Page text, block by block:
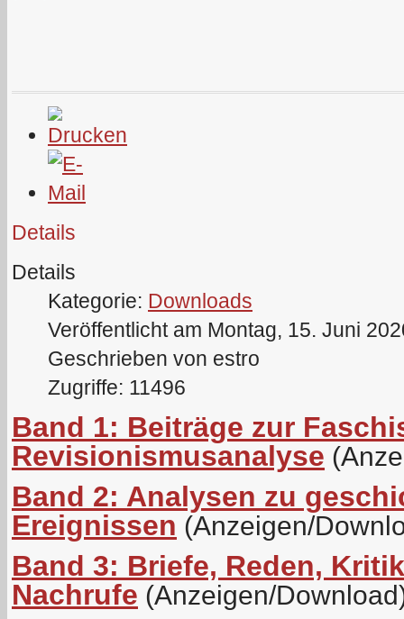
Details
Details
Kategorie: Downloads
Veröffentlicht am Montag, 15. Juni
Geschrieben von estro
Zugriffe: 11496
Band 1: Beiträge zur
Revisionismusanalyse
Band 2: Analysen zu
Ereignissen (Anzeigen/
Band 3: Briefe, Reden,
Nachrufe (Anzeigen/